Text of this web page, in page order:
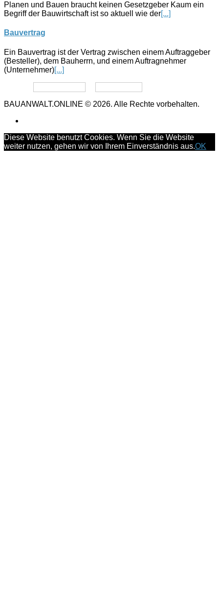
Planen und Bauen braucht keinen Gesetzgeber Kaum ein
Begriff der Bauwirtschaft ist so aktuell wie der[...]
Bauvertrag
Ein Bauvertrag ist der Vertrag zwischen einem Auftraggeber
(Besteller), dem Bauherrn, und einem Auftragnehmer
(Unternehmer)[...]
BAUANWALT.ONLINE © 2026. Alle Rechte vorbehalten.
Diese Website benutzt Cookies. Wenn Sie die Website
weiter nutzen, gehen wir von Ihrem Einverständnis aus.OK